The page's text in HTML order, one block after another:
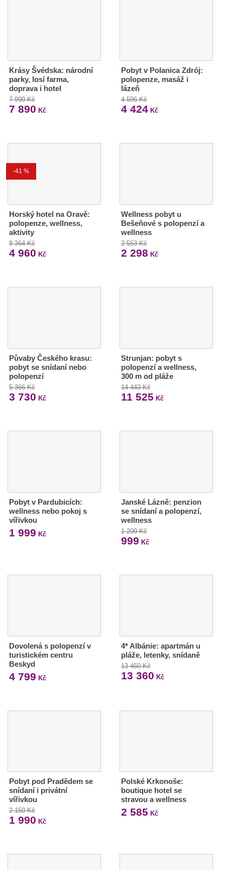
Krásy Švédska: národní
parky, losí farma,
doprava i hotel
7 990 Kč
7 890 Kč
Pobyt v Polanica Zdrój:
polopenze, masáž i
lázeň
4 596 Kč
4 424Kč
-41 %
Horský hotel na Oravě:
polopenze, wellness,
aktivity
8 364 Kč
4 960 Kč
Wellness pobyt u
Bešeňové s polopenzí a
wellness
2 553 Kč
2 298 Kč
Půvaby Českého krasu:
pobyt se snídaní nebo
polopenzí
5 366 Kč
3 730 Kč
Strunjan: pobyt s
polopenzí a wellness,
300 m od pláže
14 443 Kč
11 525 Kč
Pobyt v Pardubicích:
wellness nebo pokoj s
vířivkou
1 999 Kč
Janské Lázně: penzion
se snídaní a polopenzí,
wellness
1 200 Kč
999 Kč
Dovolená s polopenzí v
turistickém centru
Beskyd
4 799 Kč
4* Albánie: apartmán u
pláže, letenky, snídaně
13 460 Kč
13 360 Kč
Pobyt pod Pradědem se
snídaní i privátní
vířivkou
2 150 Kč
1 990 Kč
Polské Krkonoše:
boutique hotel se
stravou a wellness
2 585 Kč